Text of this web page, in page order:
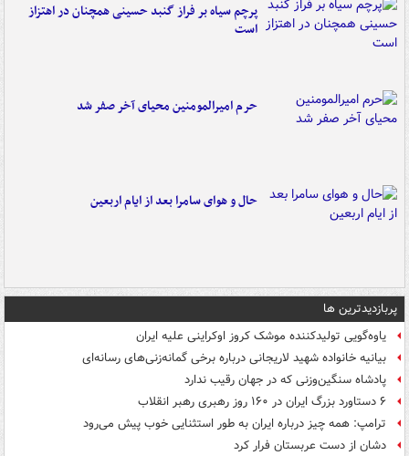
پرچم سیاه بر فراز گنبد حسینی همچنان در اهتزاز
است
حرم امیرالمومنین محیای آخر صفر شد
حال و هوای سامرا بعد از ایام اربعین
پربازدیدترین ها
یاوه‌گویی تولیدکننده موشک کروز اوکراینی علیه ایران
بیانیه خانواده شهید لاریجانی درباره برخی گمانه‌زنی‌های رسانه‌ای
پادشاه سنگین‌وزنی که در جهان رقیب ندارد
۶ دستاورد بزرگ ایران در ۱۶۰ روز رهبری رهبر انقلاب
ترامپ: همه چیز درباره ایران به طور استثنایی خوب پیش می‌رود
دشان از دست عربستان فرار کرد